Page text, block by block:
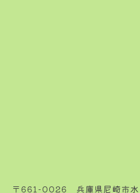
〒661-0026 兵庫県尼崎市水